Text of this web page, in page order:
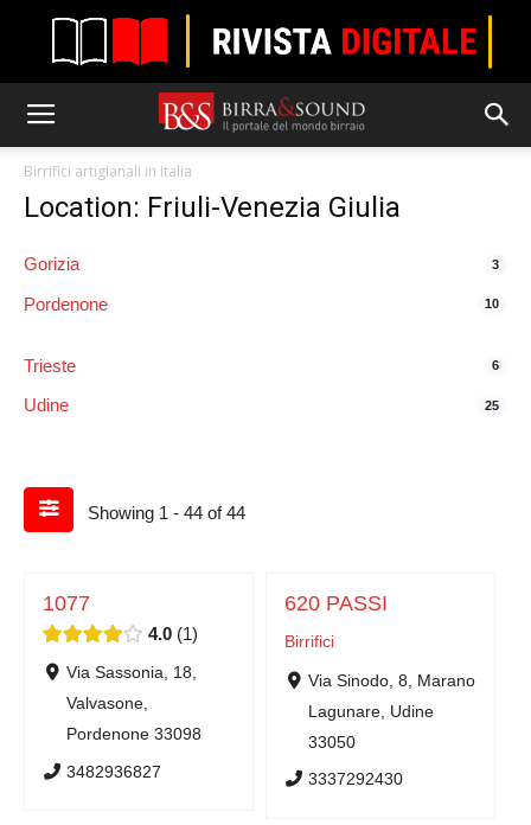
Birrifici artigianali in Italia
Location: Friuli-Venezia Giulia
Gorizia 3
Pordenone 10
Trieste 6
Udine 25
Showing 1 - 44 of 44
1077
4.0 1
Via Sassonia, 18,
Valvasone,
Pordenone 33098
3482936827
620 PASSI
Birrifici
Via Sinodo, 8, Marano
Lagunare, Udine
33050
3337292430